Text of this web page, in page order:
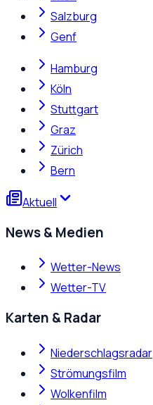
Salzburg
Genf
Hamburg
Köln
Stuttgart
Graz
Zürich
Bern
Aktuell
News & Medien
Wetter-News
Wetter-TV
Karten & Radar
Niederschlagsradar
Strömungsfilm
Wolkenfilm